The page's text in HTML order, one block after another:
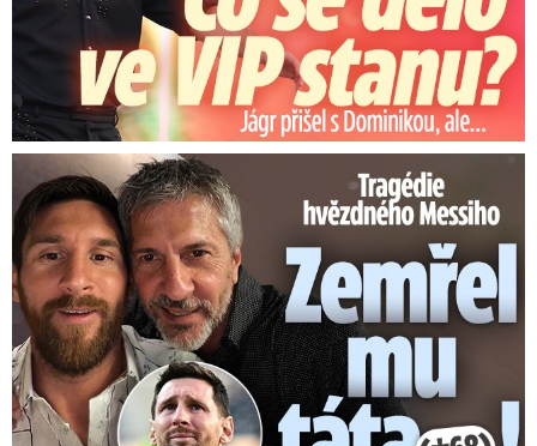
Tragédie hvězdného Messiho: Zemřel mu táta (†68)!